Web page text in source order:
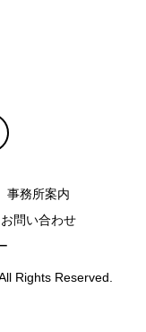
事務所案内
お問い合わせ
Rights Reserved.